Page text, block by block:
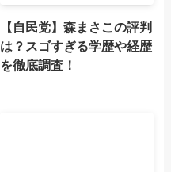
【自民党】森まさこの評判
は？スゴすぎる学歴や経歴
を徹底調査！